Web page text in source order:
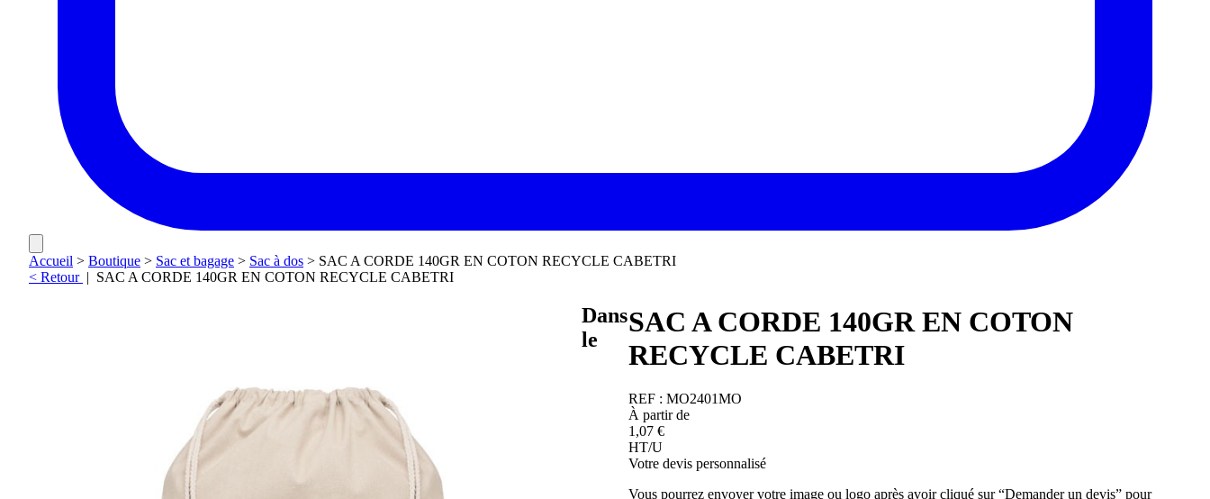
Accueil > Boutique > Sac et bagage > Sac à dos > SAC A CORDE 140GR EN COTON RECYCLE CABETRI
< Retour | SAC A CORDE 140GR EN COTON RECYCLE CABETRI
SAC A CORDE 140GR EN COTON
RECYCLE CABETRI
REF : MO2401MO
À partir de
1,07 €
HT/U
Votre devis personnalisé
Vous pourrez envoyer votre image ou logo après avoir cliqué sur “Demander un devis” pour
Dans
le